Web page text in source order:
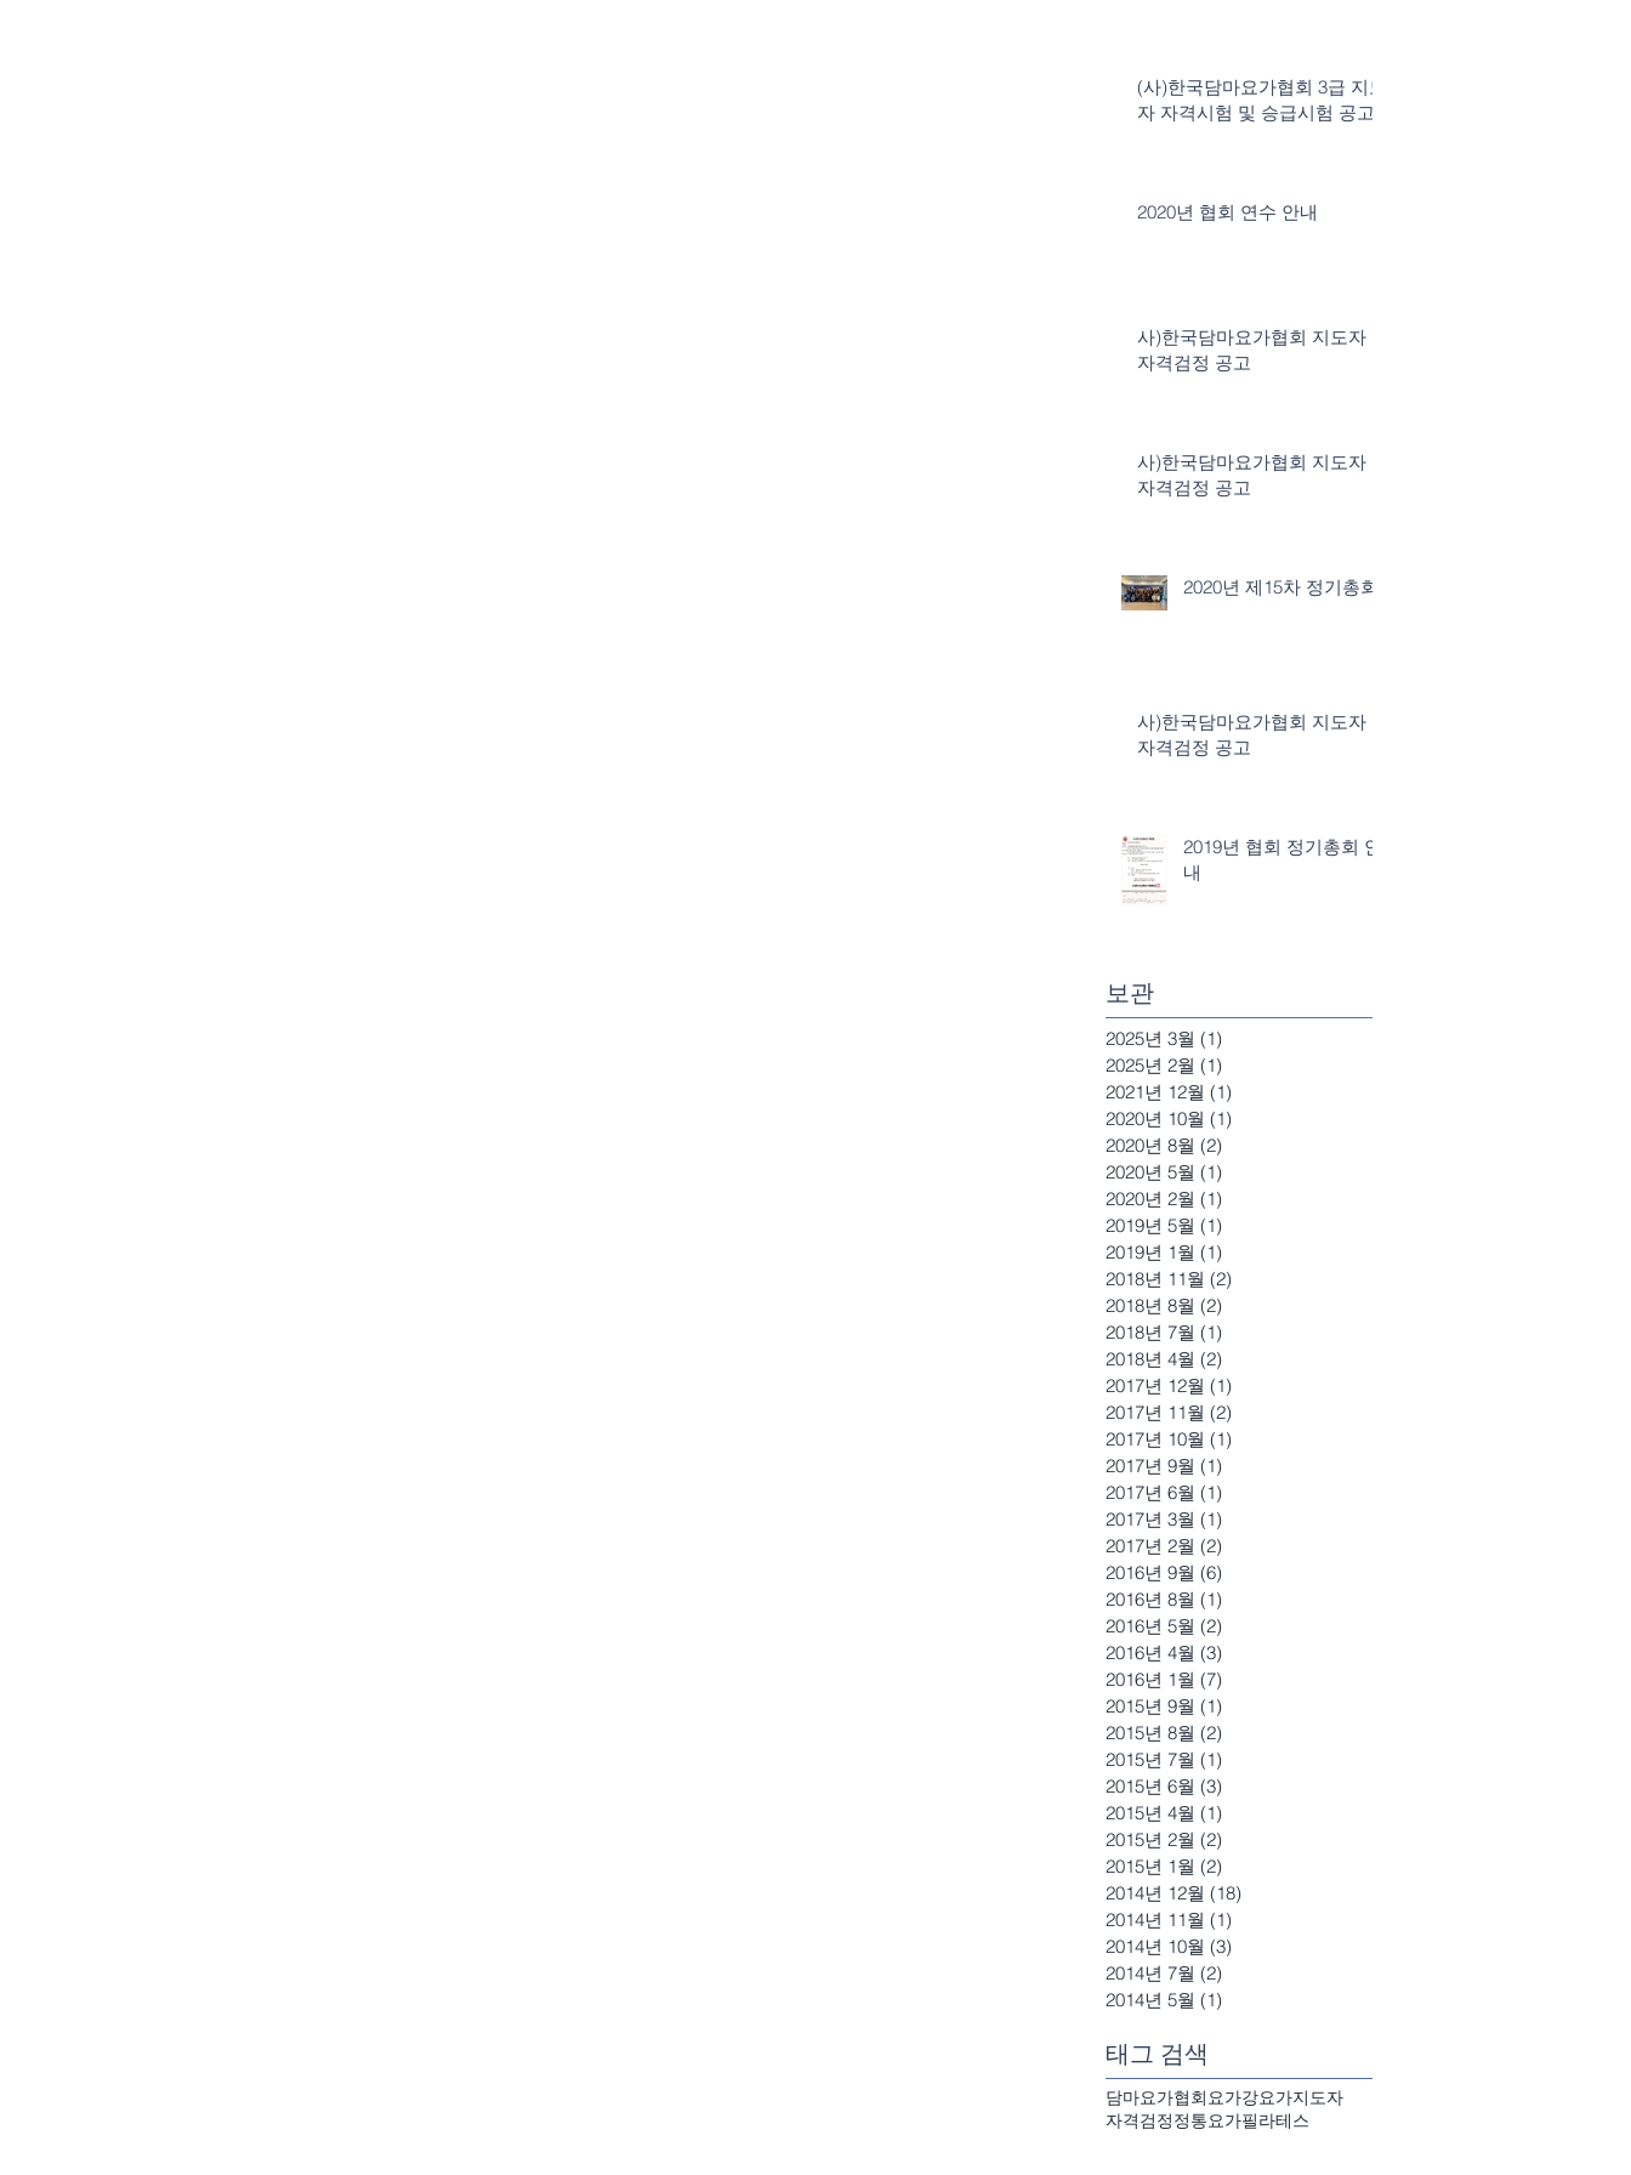
(사)한국담마요가협회 3급 지도
자 자격시험 및 승급시험 공고
2020년 협회 연수 안내
사)한국담마요가협회 지도자
자격검정 공고
사)한국담마요가협회 지도자
자격검정 공고
2020년 제15차 정기총회
사)한국담마요가협회 지도자
자격검정 공고
2019년 협회 정기총회 안
내
보관
2025년 3월 (1)
2025년 2월 (1)
2021년 12월 (1)
2020년 10월 (1)
2020년 8월 (2)
2020년 5월 (1)
2020년 2월 (1)
2019년 5월 (1)
2019년 1월 (1)
2018년 11월 (2)
2018년 8월 (2)
2018년 7월 (1)
2018년 4월 (2)
2017년 12월 (1)
2017년 11월 (2)
2017년 10월 (1)
2017년 9월 (1)
2017년 6월 (1)
2017년 3월 (1)
2017년 2월 (2)
2016년 9월 (6)
2016년 8월 (1)
2016년 5월 (2)
2016년 4월 (3)
2016년 1월 (7)
2015년 9월 (1)
2015년 8월 (2)
2015년 7월 (1)
2015년 6월 (3)
2015년 4월 (1)
2015년 2월 (2)
2015년 1월 (2)
2014년 12월 (18)
2014년 11월 (1)
2014년 10월 (3)
2014년 7월 (2)
2014년 5월 (1)
태그 검색
담마요가협회요가강요가지도자
자격검정정통요가필라테스